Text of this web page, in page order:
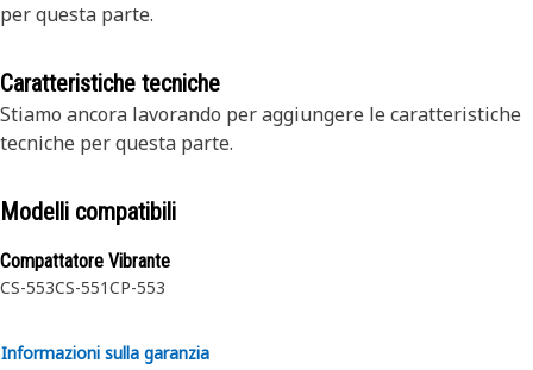
per questa parte.
Caratteristiche tecniche
Stiamo ancora lavorando per aggiungere le caratteristiche
tecniche per questa parte.
Modelli compatibili
Compattatore Vibrante
CS-553CS-551CP-553
Informazioni sulla garanzia